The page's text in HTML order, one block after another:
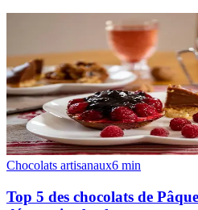
Chocolats artisanaux6 min
Top 5 des chocolats de